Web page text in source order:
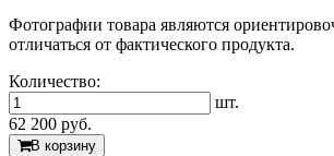
Фотографии товара являются
отличаться от фактического продукта.
Количество:
шт.
62 200 руб.
В корзину